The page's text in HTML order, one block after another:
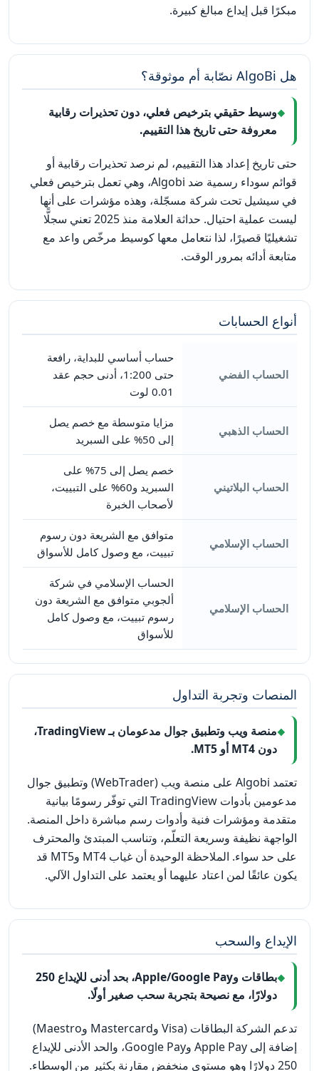
مبكرًا قبل إيداع مبالغ كبيرة.
هل AlgoBi نصّابة أم موثوقة؟
وسيط حقيقي بترخيص فعلي، دون تحذيرات رقابية
معروفة حتى تاريخ هذا التقييم.
حتى تاريخ إعداد هذا التقييم، لم نرصد تحذيرات رقابية أو
قوائم سوداء رسمية ضد Algobi، وهي تعمل بترخيص فعلي
في سيشيل تحت شركة مسجّلة، وهذه مؤشرات على أنها
ليست عملية احتيال. حداثة العلامة منذ 2025 تعني سجلًّا
تشغيليًا قصيرًا، لذا نتعامل معها كوسيط مرخّص واعد مع
متابعة أدائه بمرور الوقت.
أنواع الحسابات
الحساب الفضي
حساب أساسي للبداية، رافعة
حتى 1:200، أدنى حجم عقد
0.01 لوت
الحساب الذهبي
مزايا متوسطة مع خصم يصل
إلى 50% على السبريد
الحساب البلاتيني
خصم يصل إلى 75% على
السبريد و60% على التبييت،
لأصحاب الخبرة
الحساب الإسلامي
متوافق مع الشريعة دون رسوم
تبييت، مع وصول كامل للأسواق
الحساب الإسلامي
الحساب الإسلامي في شركة
ألجوبي متوافق مع الشريعة دون
رسوم تبييت، مع وصول كامل
للأسواق
المنصات وتجربة التداول
منصة ويب وتطبيق جوال مدعومان بـ TradingView،
دون MT4 أو MT5.
تعتمد Algobi على منصة ويب (WebTrader) وتطبيق جوال
مدعومين بأدوات TradingView التي توفّر رسومًا بيانية
متقدمة ومؤشرات فنية وأدوات رسم مباشرة داخل المنصة.
الواجهة نظيفة وسريعة التعلّم، وتناسب المبتدئ والمحترف
على حد سواء. الملاحظة الوحيدة أن غياب MT4 وMT5 قد
يكون عائقًا لمن اعتاد عليهما أو يعتمد على التداول الآلي.
الإيداع والسحب
بطاقات وApple/Google Pay، بحد أدنى للإيداع 250
دولارًا، مع نصيحة بتجربة سحب صغير أولًا.
تدعم الشركة البطاقات (Visa وMastercard وMaestro)
إضافة إلى Apple Pay وGoogle Pay، والحد الأدنى للإيداع
250 دولارًا وهو مستوى منخفض مقارنة بكثير من الوسطاء.